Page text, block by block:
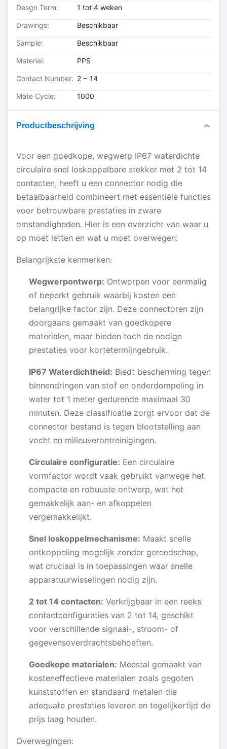
Desgn Term: 1 tot 4 weken
Drawings: Beschikbaar
Sample: Beschikbaar
Material: PPS
Contact Number: 2 ~ 14
Mate Cycle: 1000
Productbeschrijving
Voor een goedkope, wegwerp IP67 waterdichte
circulaire snel loskoppelbare stekker met 2 tot 14
contacten, heeft u een connector nodig die
betaalbaarheid combineert met essentiële functies
voor betrouwbare prestaties in zware
omstandigheden. Hier is een overzicht van waar u
op moet letten en wat u moet overwegen:
Belangrijkste kenmerken:
Wegwerpontwerp: Ontworpen voor eenmalig
of beperkt gebruik waarbij kosten een
belangrijke factor zijn. Deze connectoren zijn
doorgaans gemaakt van goedkopere
materialen, maar bieden toch de nodige
prestaties voor kortetermijngebruik.
IP67 Waterdichtheid: Biedt bescherming tegen
binnendringen van stof en onderdompeling in
water tot 1 meter gedurende maximaal 30
minuten. Deze classificatie zorgt ervoor dat de
connector bestand is tegen blootstelling aan
vocht en milieuverontreinigingen.
Circulaire configuratie: Een circulaire
vormfactor wordt vaak gebruikt vanwege het
compacte en robuuste ontwerp, wat het
gemakkelijk aan- en afkoppelen
vergemakkelijkt.
Snel loskoppelmechanisme: Maakt snelle
ontkoppeling mogelijk zonder gereedschap,
wat cruciaal is in toepassingen waar snelle
apparatuurwisselingen nodig zijn.
2 tot 14 contacten: Verkrijgbaar in een reeks
contactconfiguraties van 2 tot 14, geschikt
voor verschillende signaal-, stroom- of
gegevensoverdrachtsbehoeften.
Goedkope materialen: Meestal gemaakt van
kosteneffectieve materialen zoals gegoten
kunststoffen en standaard metalen die
adequate prestaties leveren en tegelijkertijd de
prijs laag houden.
Overwegingen: